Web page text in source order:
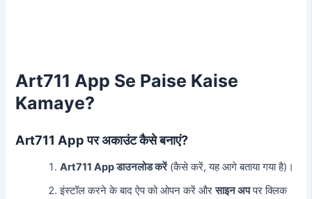
Art711 App Se Paise Kaise
Kamaye?
Art711 App पर अकाउंट कैसे बनाएं?
Art711 App डाउनलोड करें(कैसे करें, यह आगे बताया गया है)।
इंस्टॉल करने के बाद ऐप को ओपन करें औरसाइन अपपर क्लिक